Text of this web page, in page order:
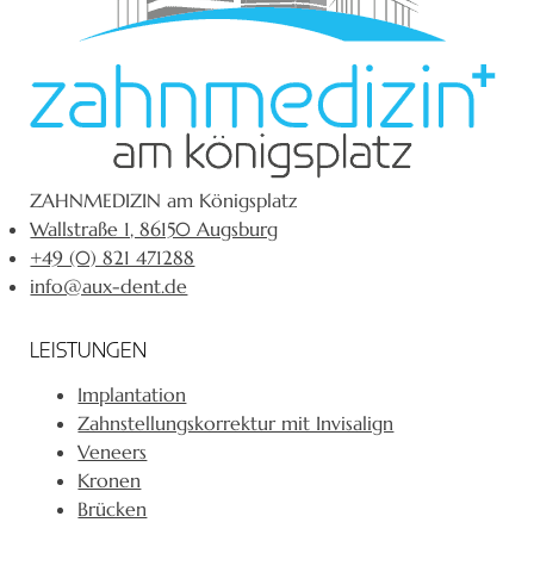
ZAHNMEDIZIN am Königsplatz
Wallstraße 1, 86150 Augsburg
+49 (0) 821 471288
info@aux-dent.de
LEISTUNGEN
Implantation
Zahnstellungskorrektur mit Invisalign
Veneers
Kronen
Brücken